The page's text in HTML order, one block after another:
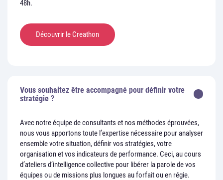
48h.
Découvrir le Creathon
Vous souhaitez être accompagné pour définir votre
stratégie ?
Avec notre équipe de consultants et nos méthodes éprouvées,
nous vous apportons toute l’expertise nécessaire pour analyser
ensemble votre situation, définir vos stratégies, votre
organisation et vos indicateurs de performance. Ceci, au cours
d’ateliers d’intelligence collective pour libérer la parole de vos
équipes ou de missions plus longues au forfait ou en régie.